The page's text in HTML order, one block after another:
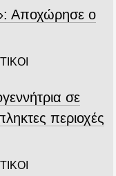
Αποχώρησε ο
σε
περιοχές